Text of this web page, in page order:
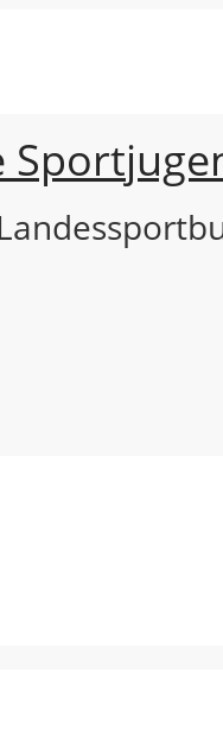
Sport